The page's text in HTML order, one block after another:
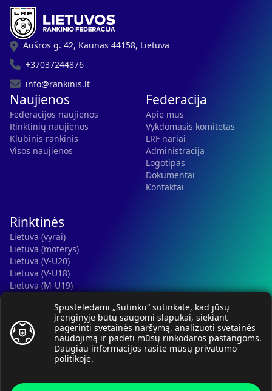
Spustelėdami „Sutinku“ sutinkate, kad jūsų
įrenginyje būtų saugomi slapukai, siekiant
pagerinti svetainės naršymą, analizuoti svetainės
naudojimą ir padėti mūsų rinkodaros pastangoms.
Daugiau informacijos rasite mūsų privatumo
politikoje.
Aušros g. 42, Kaunas 44158, Lietuva
+37037244876
info@rankinis.lt
Naujienos
Federacijos naujienos
Rinktinių naujienos
Klubinis rankinis
Visos naujienos
Federacija
Apie mus
Vykdomasis komitetas
LRF nariai
Administracija
Logotipas
Dokumentai
Kontaktai
Rinktinės
Lietuva (vyrai)
Lietuva (moterys)
Lietuva (V-U20)
Lietuva (V-U18)
Lietuva (M-U19)
Lietuva (M-U16)